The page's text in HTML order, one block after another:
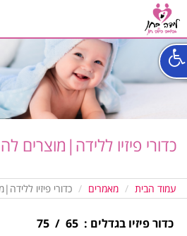
3006
כדורי פיזיו ללידה|מוצרים
עמוד הבית מאמרים כדורי פיזיו
כדור פיזיו בגדלים : 65 / 75